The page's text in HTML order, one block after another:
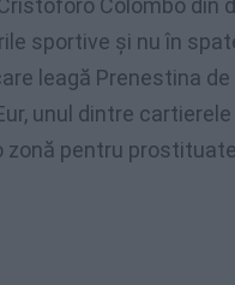
Colombo din
sportive şi nu în
leagă Prenestina
unul dintre
pentru